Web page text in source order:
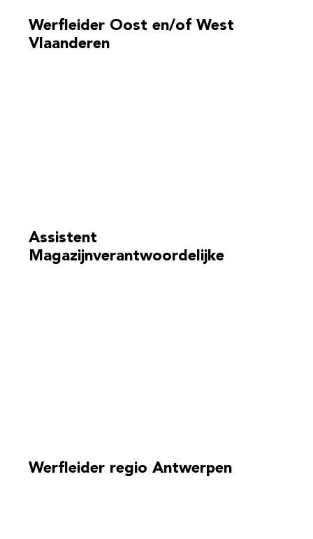
Werfleider Oost en/of West
Vlaanderen
Assistent
Magazijnverantwoordelijke
Werfleider regio Antwerpen